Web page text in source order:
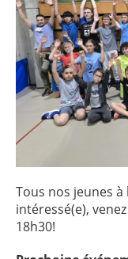
Tous nos jeunes
intéressé(e),
18h30!